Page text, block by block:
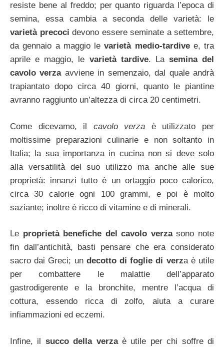
resiste bene al freddo; per quanto riguarda l’epoca di
semina, essa cambia a seconda delle varietà: le
varietà precoci devono essere seminate a settembre,
da gennaio a maggio levarietà medio-tardivee, tra
aprile e maggio, le varietà tardive. La semina del
cavolo verzaavviene in semenzaio, dal quale andrà
trapiantato dopo circa 40 giorni, quanto le piantine
avranno raggiunto un’altezza di circa 20 centimetri.
Come dicevamo, il cavolo verza è utilizzato per
moltissime preparazioni culinarie e non soltanto in
Italia; la sua importanza in cucina non si deve solo
alla versatilità del suo utilizzo ma anche alle sue
proprietà: innanzi tutto è un ortaggio poco calorico,
circa 30 calorie ogni 100 grammi, e poi è molto
saziante; inoltre è ricco di vitamine e di minerali.
Le proprietà benefiche del cavolo verzasono note
fin dall’antichità, basti pensare che era considerato
sacro dai Greci; un decotto di foglie di verza è utile
per combattere le malattie dell’apparato
gastrodigerente e la bronchite, mentre l’acqua di
cottura, essendo ricca di zolfo, aiuta a curare
infiammazioni ed eczemi.
Infine, il succo della verzaè utile per chi soffre di